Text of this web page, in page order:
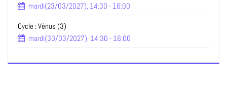
mardi(23/03/2027), 14:30 - 16:00
Cycle : Vénus (3)
mardi(30/03/2027), 14:30 - 16:00